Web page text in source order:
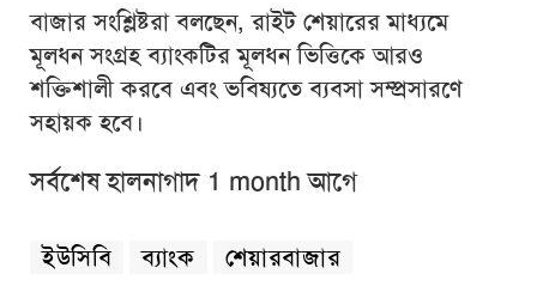
বাজার সংশ্লিষ্টরা বলছেন, রাইট শেয়ারের মাধ্যমে
মূলধন সংগ্রহ ব্যাংকটির মূলধন ভিত্তিকে আরও
শক্তিশালী করবে এবং ভবিষ্যতে ব্যবসা সম্প্রসারণে
সহায়ক হবে।
সর্বশেষ হালনাগাদ 1 month আগে
ইউসিবি ব্যাংক শেয়ারবাজার